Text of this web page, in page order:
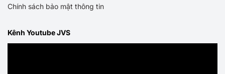
Chính sách bảo mật thông tin
Kênh Youtube JVS